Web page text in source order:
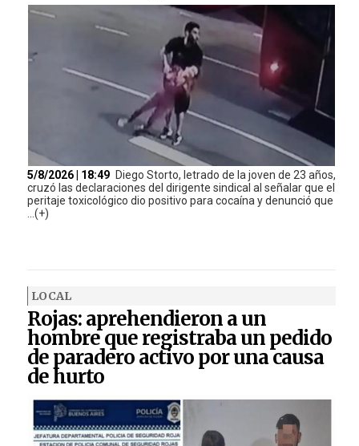
5/8/2026 | 18:49 Diego Storto, letrado de la joven de 23 años,
cruzó las declaraciones del dirigente sindical al señalar que el
peritaje toxicológico dio positivo para cocaína y denunció que
...(+)
LOCAL
Rojas: aprehendieron a un
hombre que registraba un pedido
de paradero activo por una causa
de hurto